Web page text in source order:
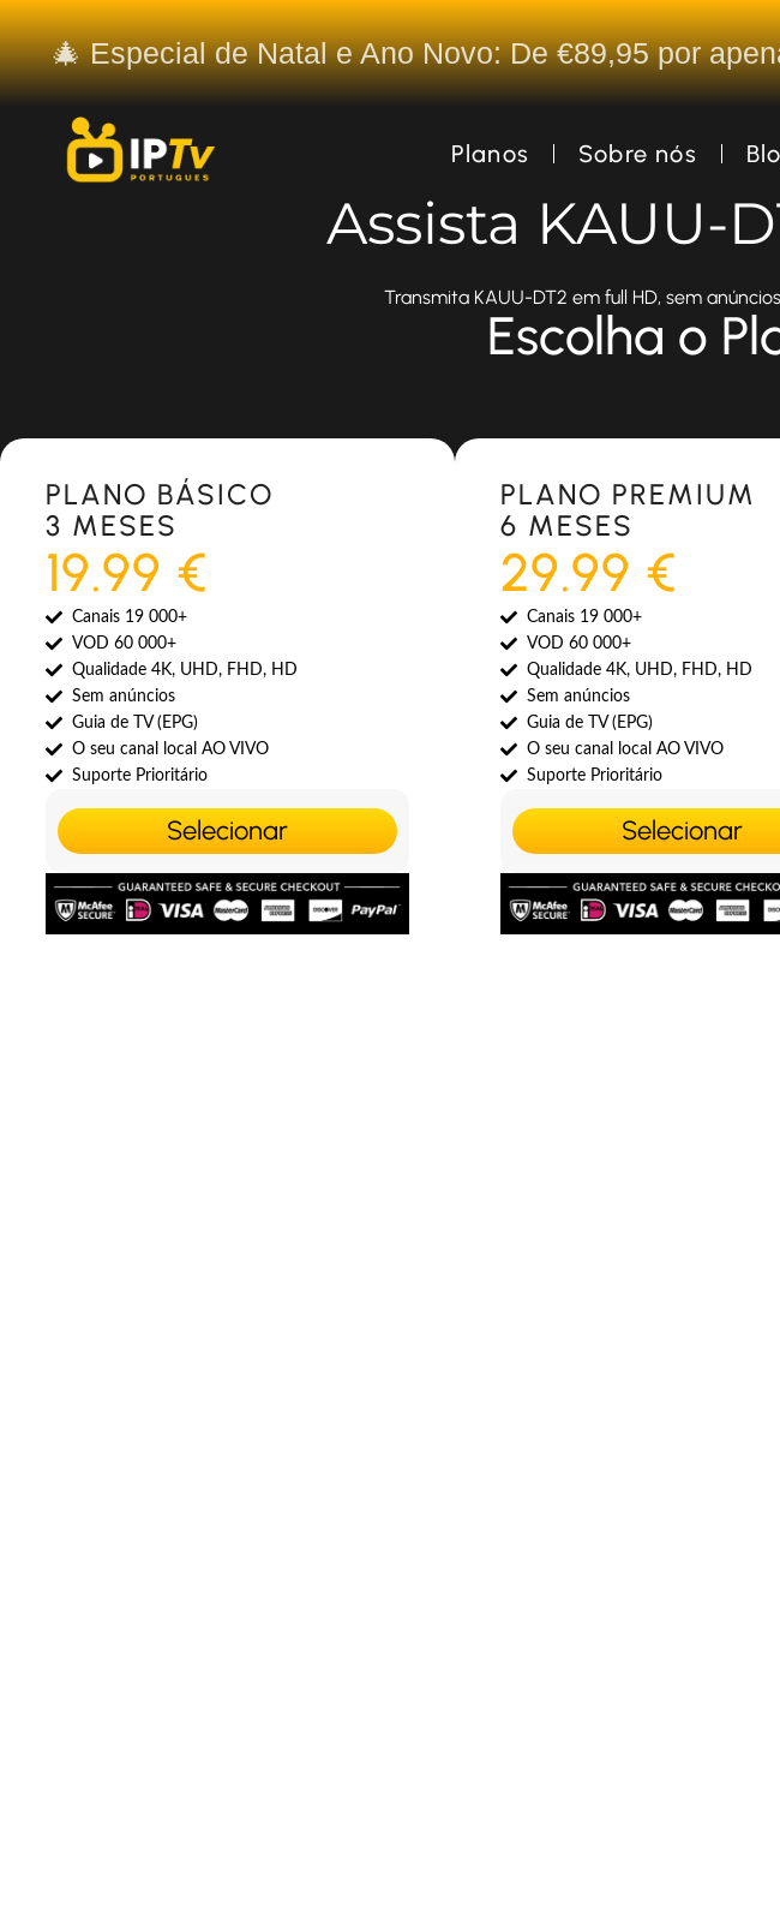
🎄 Especial de Natal e Ano Novo: De €89,95 por
Planos Sobre nós
Assista KAUU-
Transmita KAUU-DT2 em full HD, sem
Escolha o
Most Popular
PLANO BÁSICO
3 MESES
19.99 €
Canais 19 000+
VOD 60 000+
Qualidade 4K, UHD, FHD, HD
Sem anúncios
Guia de TV (EPG)
O seu canal local AO VIVO
Suporte Prioritário
Selecionar
Most Popular
PLANO PREMIUM
6 MESES
29.99 €
Canais 19 000+
VOD 60 000+
Qualidade 4K, UHD, FHD, HD
Sem anúncios
Guia de TV (EPG)
O seu canal local AO VIVO
Suporte Prioritário
Selecionar